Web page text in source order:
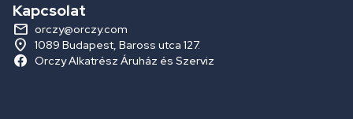
Kapcsolat
orczy@orczy.com
1089 Budapest, Baross utca 127.
Orczy Alkatrész Áruház és Szerviz